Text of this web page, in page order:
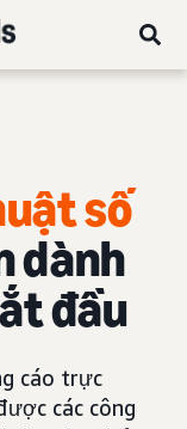
số
dành
đầu
cáo trực
các công